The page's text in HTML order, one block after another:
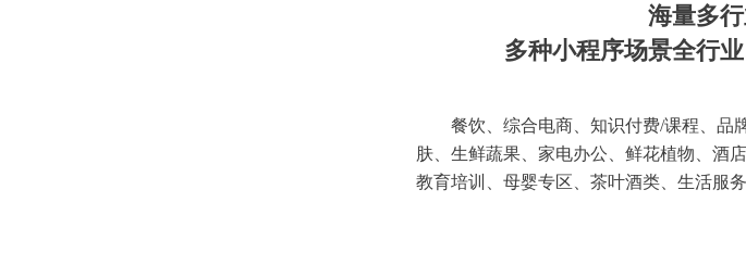
海量多
多种小程序场景全行
餐饮、综合电商、知识付费/课程、品
肤、生鲜蔬果、家电办公、鲜花植物、酒
教育培训、母婴专区、茶叶酒类、生活服务